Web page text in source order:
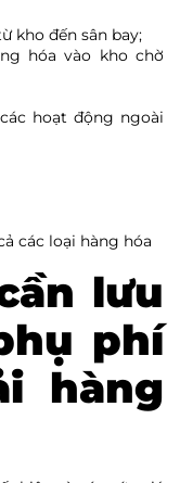
kho đến sân bay;
hóa vào kho chờ
hoạt động ngoài
các loại hàng hóa
lưu
phí
hàng